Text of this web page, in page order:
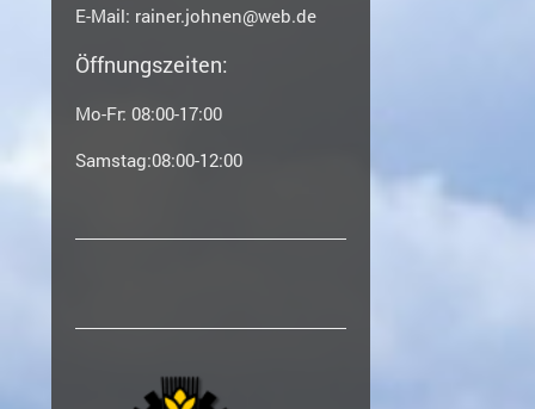
E-Mail: rainer.johnen@web.de
Öffnungszeiten:
Mo-Fr: 08:00-17:00
Samstag:08:00-12:00